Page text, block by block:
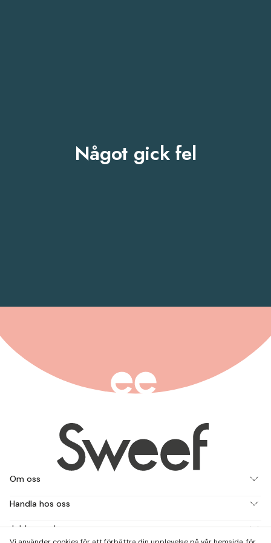
Något gick fel
Om oss
Handla hos oss
Jobba med oss